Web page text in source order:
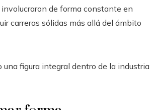
de forma constante en
carreras sólidas más allá del ámbito
figura integral dentro de la industria